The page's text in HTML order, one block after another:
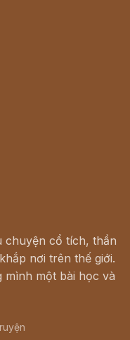
chuyện cổ tích, thần
nơi trên thế giới.
mình một bài học và